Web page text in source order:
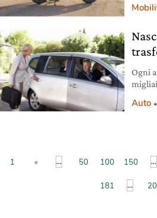
Ogni
duro
Auto
1 « ... 50 100 150 ...
181 ...